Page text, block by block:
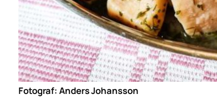
Fotograf:Anders Johansson